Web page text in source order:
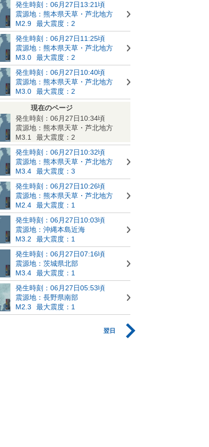
発生時刻：06月27日13:21頃
震源地：熊本県天草・芦北地方
M2.9
最大震度：2
発生時刻：06月27日11:25頃
震源地：熊本県天草・芦北地方
M3.0
最大震度：2
発生時刻：06月27日10:40頃
震源地：熊本県天草・芦北地方
M3.0
最大震度：2
現在のページ
発生時刻：06月27日10:34頃
震源地：熊本県天草・芦北地方
M3.1
最大震度：2
発生時刻：06月27日10:32頃
震源地：熊本県天草・芦北地方
M3.4
最大震度：3
発生時刻：06月27日10:26頃
震源地：熊本県天草・芦北地方
M2.4
最大震度：1
発生時刻：06月27日10:03頃
震源地：沖縄本島近海
M3.2
最大震度：1
発生時刻：06月27日07:16頃
震源地：茨城県北部
M3.4
最大震度：1
発生時刻：06月27日05:53頃
震源地：長野県南部
M2.3
最大震度：1
翌日